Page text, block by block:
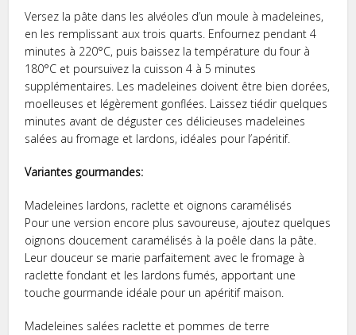
Versez la pâte dans les alvéoles d’un moule à madeleines,
en les remplissant aux trois quarts. Enfournez pendant 4
minutes à 220°C, puis baissez la température du four à
180°C et poursuivez la cuisson 4 à 5 minutes
supplémentaires. Les madeleines doivent être bien dorées,
moelleuses et légèrement gonflées. Laissez tiédir quelques
minutes avant de déguster ces délicieuses madeleines
salées au fromage et lardons, idéales pour l’apéritif.
Variantes gourmandes:
Madeleines lardons, raclette et oignons caramélisés
Pour une version encore plus savoureuse, ajoutez quelques
oignons doucement caramélisés à la poêle dans la pâte.
Leur douceur se marie parfaitement avec le fromage à
raclette fondant et les lardons fumés, apportant une
touche gourmande idéale pour un apéritif maison.
Madeleines salées raclette et pommes de terre